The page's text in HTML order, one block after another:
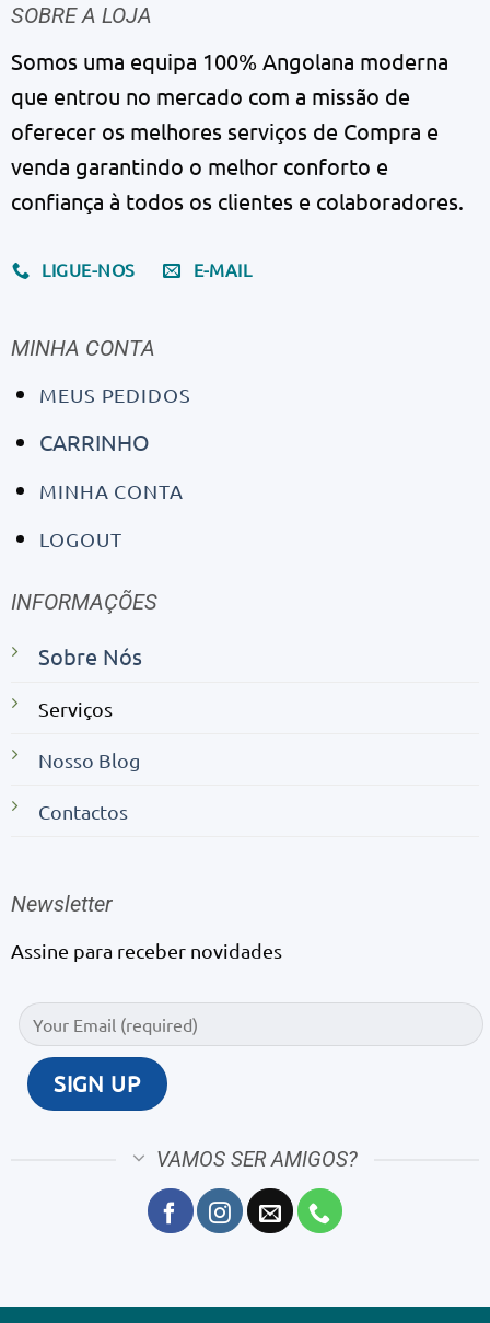
SOBRE A LOJA
Somos uma equipa 100% Angolana moderna
que entrou no mercado com a missão de
oferecer os melhores serviços de Compra e
venda garantindo o melhor conforto e
confiança à todos os clientes e colaboradores.
LIGUE-NOS E-MAIL
MINHA CONTA
MEUS PEDIDOS
CARRINHO
MINHA CONTA
LOGOUT
INFORMAÇÕES
Sobre Nós
Serviços
Nosso Blog
Contactos
Newsletter
Assine para receber novidades
VAMOS SER AMIGOS?